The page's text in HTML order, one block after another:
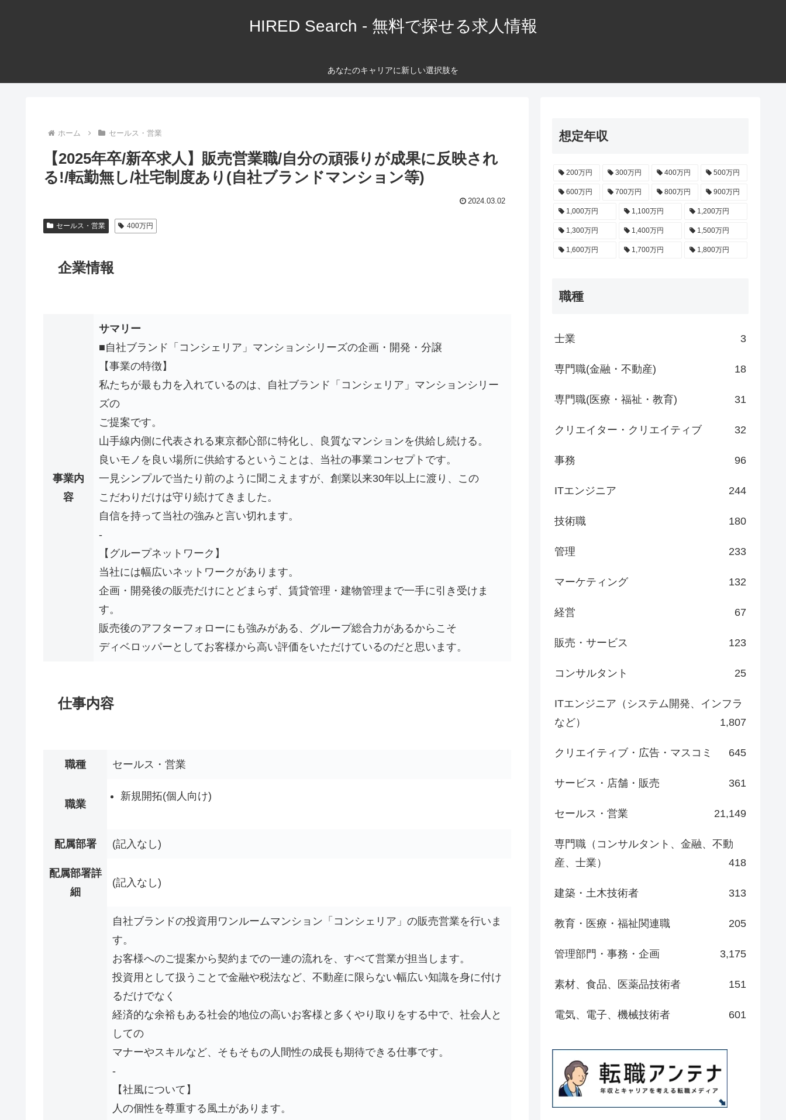
HIRED Search - 無料で探せる求人情報
あなたのキャリアに新しい選択肢を
ホーム セールス・営業
【2025年卒/新卒求人】販売営業職/自分の頑張りが成果に反映され
る!/転勤無し/社宅制度あり(自社ブランドマンション等)
2024.03.02
セールス・営業 400万円
企業情報
事業内
容
サマリー
■自社ブランド「コンシェリア」マンションシリーズの企画・開発・分譲
【事業の特徴】
私たちが最も力を入れているのは、自社ブランド「コンシェリア」マンションシリー
ズの
ご提案です。
山手線内側に代表される東京都心部に特化し、良質なマンションを供給し続ける。
良いモノを良い場所に供給するということは、当社の事業コンセプトです。
一見シンプルで当たり前のように聞こえますが、創業以来30年以上に渡り、この
こだわりだけは守り続けてきました。
自信を持って当社の強みと言い切れます。
‐
【グループネットワーク】
当社には幅広いネットワークがあります。
企画・開発後の販売だけにとどまらず、賃貸管理・建物管理まで一手に引き受けま
す。
販売後のアフターフォローにも強みがある、グループ総合力があるからこそ
ディベロッパーとしてお客様から高い評価をいただけているのだと思います。
仕事内容
職種 セールス・営業
職業
新規開拓(個人向け)
配属部署 (記入なし)
配属部署詳
細
(記入なし)
自社ブランドの投資用ワンルームマンション「コンシェリア」の販売営業を行いま
す。
お客様へのご提案から契約までの一連の流れを、すべて営業が担当します。
投資用として扱うことで金融や税法など、不動産に限らない幅広い知識を身に付け
るだけでなく
経済的な余裕もある社会的地位の高いお客様と多くやり取りをする中で、社会人と
しての
マナーやスキルなど、そもそもの人間性の成長も期待できる仕事です。
‐
【社風について】
人の個性を尊重する風土があります。
想定年収
200万円 300万円 400万円 500万円
600万円 700万円 800万円 900万円
1,000万円 1,100万円 1,200万円
1,300万円 1,400万円 1,500万円
1,600万円 1,700万円 1,800万円
職種
士業 3
専門職(金融・不動産) 18
専門職(医療・福祉・教育) 31
クリエイター・クリエイティブ 32
事務 96
ITエンジニア 244
技術職 180
管理 233
マーケティング 132
経営 67
販売・サービス 123
コンサルタント 25
ITエンジニア（システム開発、インフラ
など）
1,807
クリエイティブ・広告・マスコミ 645
サービス・店舗・販売 361
セールス・営業 21,149
専門職（コンサルタント、金融、不動
産、士業）
418
建築・土木技術者 313
教育・医療・福祉関連職 205
管理部門・事務・企画 3,175
素材、食品、医薬品技術者 151
電気、電子、機械技術者 601